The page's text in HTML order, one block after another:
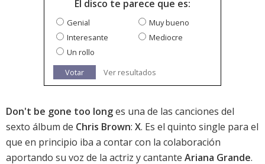
El disco te parece que es:
Genial
Muy bueno
Interesante
Mediocre
Un rollo
Votar
Ver resultados
Don't be gone too longes una de las canciones del
sexto álbum de Chris Brown: X. Es el quinto single para el
que en principio iba a contar con la colaboración
aportando su voz de la actriz y cantante Ariana Grande.